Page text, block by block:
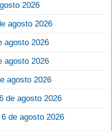
2026
agosto 2026
agosto 2026
agosto 2026
agosto 2026
de agosto 2026
de agosto 2026